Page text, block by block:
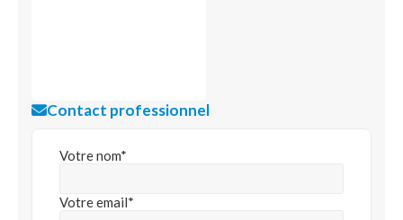
Contact professionnel
Votre nom*
Votre email*